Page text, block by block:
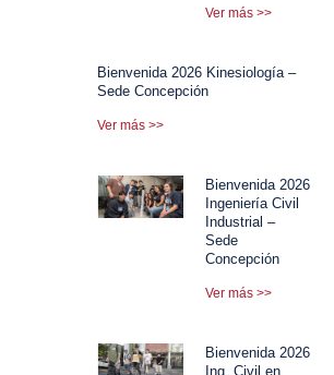
Ver más >>
Bienvenida 2026 Kinesiología –
Sede Concepción
Ver más >>
Bienvenida 2026
Ingeniería Civil
Industrial –
Sede
Concepción
Ver más >>
Bienvenida 2026
Ing. Civil en